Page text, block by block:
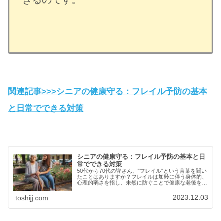
関連記事>>>シニアの健康守る：フレイル予防の基本
と日常でできる対策
シニアの健康守る：フレイル予防の基本と日
常でできる対策
50代から70代の皆さん、"フレイル"という言葉を聞い
たことはありますか？フレイルは加齢に伴う身体的、
心理的弱さを指し、未然に防ぐことで健康な老後を送
toshijj.com 2023.12.03